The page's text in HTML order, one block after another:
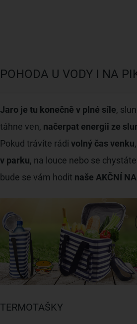
POHODA U VODY I NA
Jaro je tu konečně v plné síle,
táhne ven, načerpat energii ze
Pokud trávíte rádi volný čas venku
v parku, na louce nebo se
bude se vám hodit naše AKČNÍ
TERMOTAŠKY